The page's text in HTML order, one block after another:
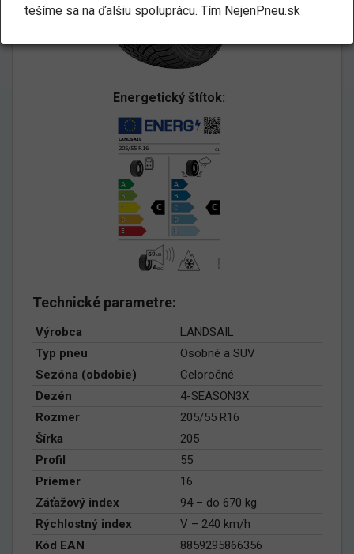
Energetický štítok:
Technické parametre:
Výrobca
LANDSAIL
Typ pneu
Osobné a SUV
Sezóna (obdobie)
Celoročné
Dezén
4-SEASON3X
Rozmer
205/55 R16
Šírka
205
Profil
55
Priemer
16
Záťažový index
94 – do 670 kg
Rýchlostný index
V – 240 km/h
Kód EAN
8859295866356
tešíme sa na ďalšiu spoluprácu. Tím NejenPneu.sk